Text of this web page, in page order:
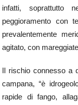
infatti, soprattutto
peggioramento con
prevalentemente
agitato, con
Il rischio connesso a
campana, “è
rapide di fango,